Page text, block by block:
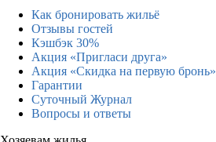
Как бронировать жильё
Отзывы гостей
Кэшбэк 30%
Акция «Пригласи друга»
Акция «Скидка на первую бронь»
Гарантии
Суточный Журнал
Вопросы и ответы